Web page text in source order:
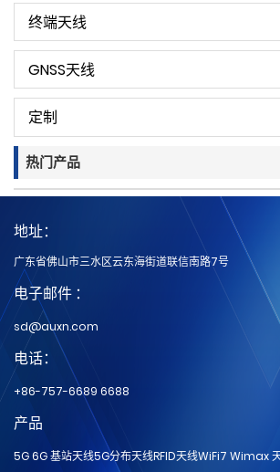
终端天线
GNSS天线
定制
热门产品
地址：
广东省佛山市三水区云东海街道联信南路7号
电子邮件 ：
sd@auxn.com
电话：
+86-757-6689 6688
产品
5G 6G 基站天线5G分布天线RFID天线WiFi7 Wimax